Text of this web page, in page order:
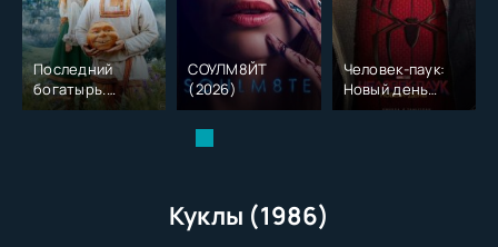
Последний
богатырь.
Колобок (2026)
СОУЛМ8ЙТ
(2026)
Человек-паук:
Новый день
(2026)
Куклы (1986)